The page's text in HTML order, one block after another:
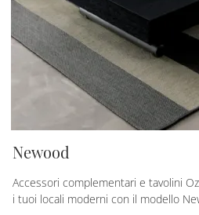
Newood
Accessori complementari e tavolini
i tuoi locali moderni con il modello